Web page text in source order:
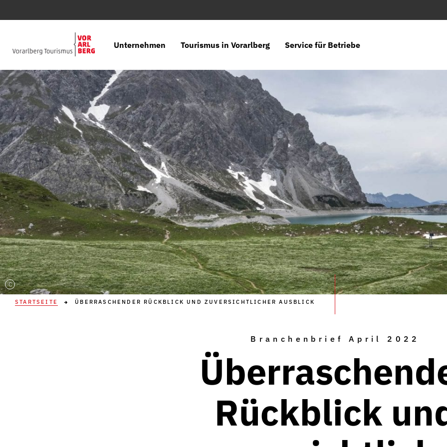
Unternehmen Tourismus in Vorarlberg Service für Betriebe
C
STARTSEITE ÜBERRASCHENDER RÜCKBLICK UND ZUVERSICHTLICHER AUSBLICK
Branchenbrief April 2022
Rückblick